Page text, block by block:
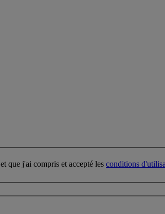
et que j'ai compris et accepté les conditions